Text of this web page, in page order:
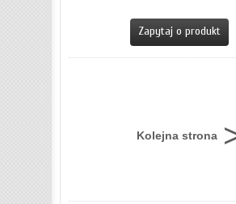
Zapytaj o produkt
Kolejna strona